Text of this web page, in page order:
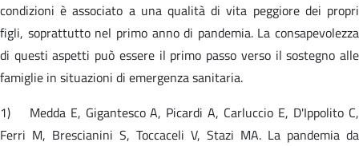
condizioni è associato a una qualità di vita peggiore dei propri
figli, soprattutto nel primo anno di pandemia. La consapevolezza
di questi aspetti può essere il primo passo verso il sostegno alle
famiglie in situazioni di emergenza sanitaria.
1) Medda E, Gigantesco A, Picardi A, Carluccio E, D'Ippolito C,
Ferri M, Brescianini S, Toccaceli V, Stazi MA. La pandemia da